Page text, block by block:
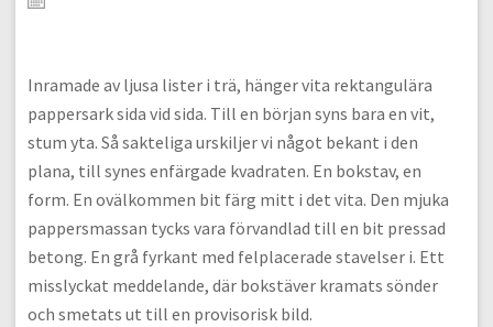
Inramade av ljusa lister i trä, hänger vita rektangulära
pappersark sida vid sida. Till en början syns bara en vit,
stum yta. Så sakteliga urskiljer vi något bekant i den
plana, till synes enfärgade kvadraten. En bokstav, en
form. En ovälkommen bit färg mitt i det vita. Den mjuka
pappersmassan tycks vara förvandlad till en bit pressad
betong. En grå fyrkant med felplacerade stavelser i. Ett
misslyckat meddelande, där bokstäver kramats sönder
och smetats ut till en provisorisk bild.